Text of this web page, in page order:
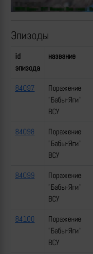
Эпизоды
id
эпизода
название
84097
Поражение
"Бабы-Яги"
ВСУ
84098
Поражение
"Бабы-Яги"
ВСУ
84099
Поражение
"Бабы-Яги"
ВСУ
84100
Поражение
"Бабы-Яги"
ВСУ